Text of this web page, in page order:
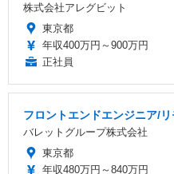
株式会社アレグビット
東京都
年収400万円～900万円
正社員
フロントエンドエンジニア/
バレットグループ株式会社
東京都
年収480万円～840万円